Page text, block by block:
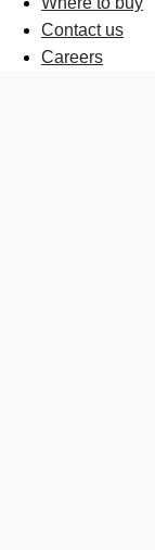
Contact us
Careers